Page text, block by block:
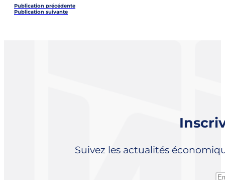
Publication précédente
Publication suivante
Suivez les actualités